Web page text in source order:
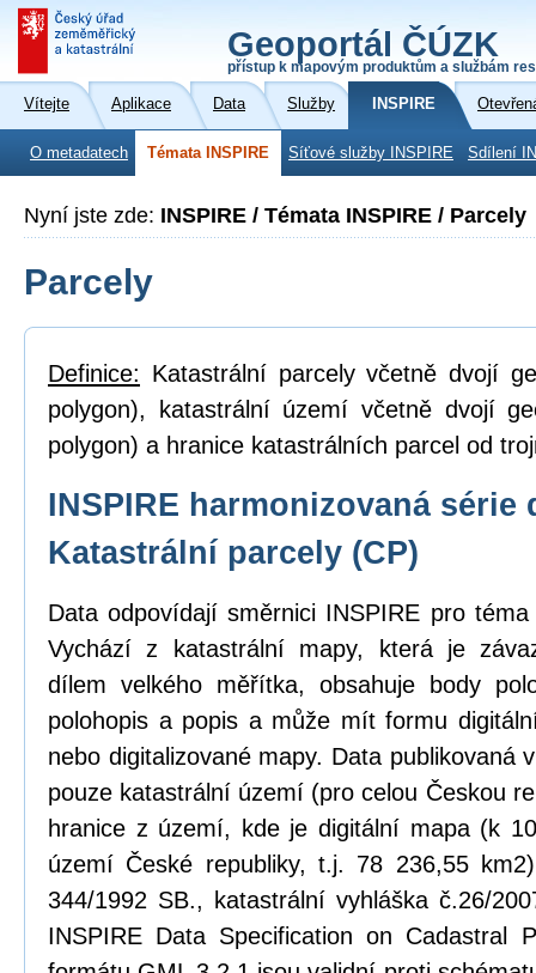
Geoportál ČÚZK
přístup k mapovým produktům a službám
Vítejte Aplikace Data Služby INSPIRE
O metadatech Témata INSPIRE Síťové služby INSPIRE Sdílení
Nyní jste zde: INSPIRE / Témata INSPIRE / Parcely
Parcely
Definice: Katastrální parcely včetně dvojí
polygon), katastrální území včetně dvojí
polygon) a hranice katastrálních parcel od
INSPIRE harmonizovaná série
Katastrální parcely (CP)
Data odpovídají směrnici INSPIRE pro
Vychází z katastrální mapy, která je
dílem velkého měřítka, obsahuje body
polohopis a popis a může mít formu
nebo digitalizované mapy. Data publikovaná
pouze katastrální území (pro celou Českou
hranice z území, kde je digitální mapa (k
území České republiky, t.j. 78 236,55
344/1992 SB., katastrální vyhláška č.26/
INSPIRE Data Specification on Cadastral